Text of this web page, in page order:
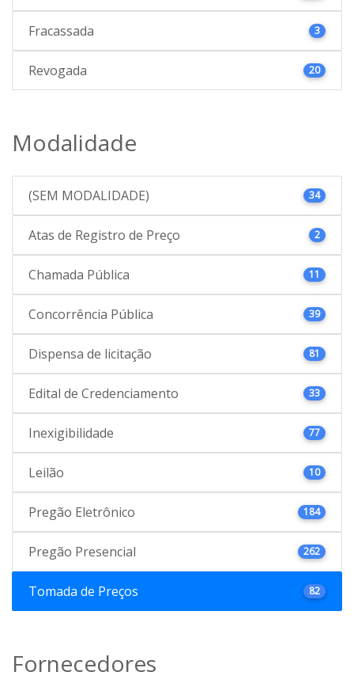
Fracassada 3
Revogada 20
Modalidade
(SEM MODALIDADE) 34
Atas de Registro de Preço 2
Chamada Pública 11
Concorrência Pública 39
Dispensa de licitação 81
Edital de Credenciamento 33
Inexigibilidade 77
Leilão 10
Pregão Eletrônico 184
Pregão Presencial 262
Tomada de Preços 82
Fornecedores